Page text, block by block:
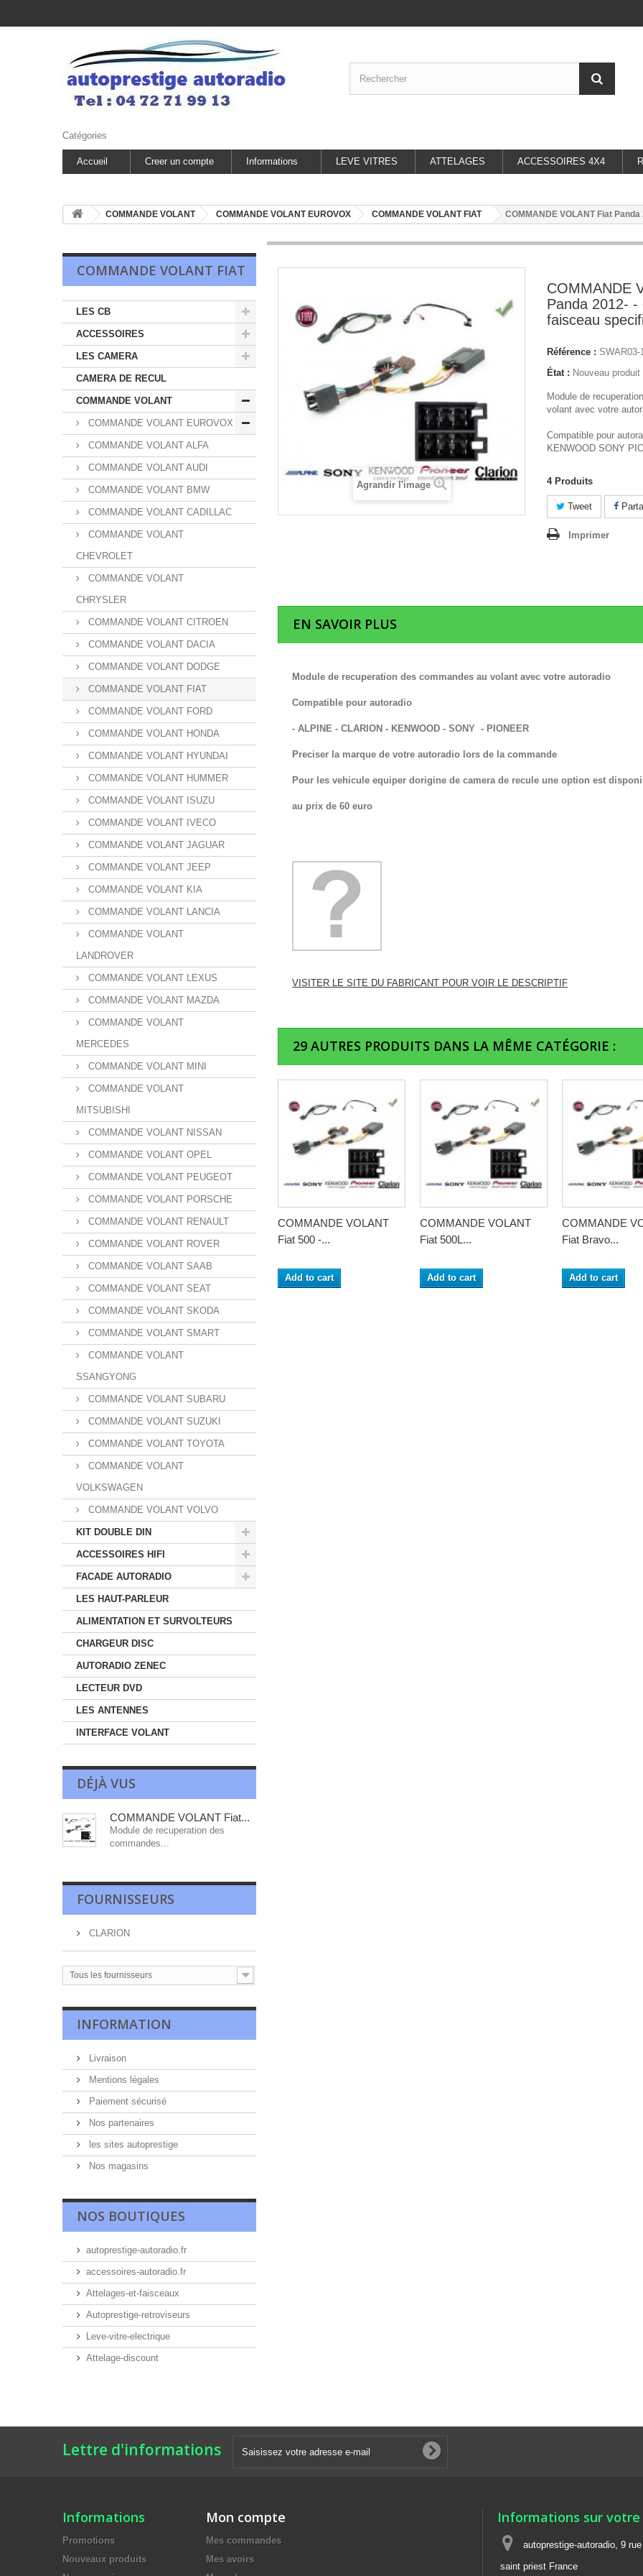
Catégories
Accueil Creer un compte Informations LEVE VITRES ATTELAGES ACCESSOIRES 4X4
COMMANDE VOLANT COMMANDE VOLANT EUROVOX COMMANDE VOLANT FIAT COMMANDE VOLANT Fiat
COMMANDE VOLANT FIAT
LES CB
ACCESSOIRES
LES CAMERA
CAMERA DE RECUL
COMMANDE VOLANT
COMMANDE VOLANT EUROVOX
COMMANDE VOLANT ALFA
COMMANDE VOLANT AUDI
COMMANDE VOLANT BMW
COMMANDE VOLANT CADILLAC
COMMANDE VOLANT
CHEVROLET
COMMANDE VOLANT
CHRYSLER
COMMANDE VOLANT CITROEN
COMMANDE VOLANT DACIA
COMMANDE VOLANT DODGE
COMMANDE VOLANT FIAT
COMMANDE VOLANT FORD
COMMANDE VOLANT HONDA
COMMANDE VOLANT HYUNDAI
COMMANDE VOLANT HUMMER
COMMANDE VOLANT ISUZU
COMMANDE VOLANT IVECO
COMMANDE VOLANT JAGUAR
COMMANDE VOLANT JEEP
COMMANDE VOLANT KIA
COMMANDE VOLANT LANCIA
COMMANDE VOLANT
LANDROVER
COMMANDE VOLANT LEXUS
COMMANDE VOLANT MAZDA
COMMANDE VOLANT
MERCEDES
COMMANDE VOLANT MINI
COMMANDE VOLANT
MITSUBISHI
COMMANDE VOLANT NISSAN
COMMANDE VOLANT OPEL
COMMANDE VOLANT PEUGEOT
COMMANDE VOLANT PORSCHE
COMMANDE VOLANT RENAULT
COMMANDE VOLANT ROVER
COMMANDE VOLANT SAAB
COMMANDE VOLANT SEAT
COMMANDE VOLANT SKODA
COMMANDE VOLANT SMART
COMMANDE VOLANT
SSANGYONG
COMMANDE VOLANT SUBARU
COMMANDE VOLANT SUZUKI
COMMANDE VOLANT TOYOTA
COMMANDE VOLANT
VOLKSWAGEN
COMMANDE VOLANT VOLVO
KIT DOUBLE DIN
ACCESSOIRES HIFI
FACADE AUTORADIO
LES HAUT-PARLEUR
ALIMENTATION ET SURVOLTEURS
CHARGEUR DISC
AUTORADIO ZENEC
LECTEUR DVD
LES ANTENNES
INTERFACE VOLANT
DÉJÀ VUS
COMMANDE VOLANT Fiat...
Module de recuperation des
commandes...
FOURNISSEURS
CLARION
Tous les fournisseurs
INFORMATION
Livraison
Mentions légales
Paiement sécurisé
Nos partenaires
les sites autoprestige
Nos magasins
NOS BOUTIQUES
autoprestige-autoradio.fr
accessoires-autoradio.fr
Attelages-et-faisceaux
Autoprestige-retroviseurs
Leve-vitre-electrique
Attelage-discount
Agrandir l'image
COMMANDE
Panda 2012-
faisceau
Référence : SWAR03-
État : Nouveau produit
Module de
volant avec votre
Compatible pour
KENWOOD SONY
4 Produits
Tweet
Imprimer
EN SAVOIR PLUS
Module de recuperation des commandes au volant avec votre autoradio
Compatible pour autoradio
- ALPINE - CLARION - KENWOOD - SONY - PIONEER
Preciser la marque de votre autoradio lors de la commande
Pour les vehicule equiper dorigine de camera de recule une option est
au prix de 60 euro
VISITER LE SITE DU FABRICANT POUR VOIR LE DESCRIPTIF
29 AUTRES PRODUITS DANS LA MÊME CATÉGORIE :
COMMANDE VOLANT
Fiat 500 -...
Add to cart
COMMANDE VOLANT
Fiat 500L...
Add to cart
COMMANDE
Fiat Bravo...
Add to cart
Lettre d'informations
Informations
Promotions
Nouveaux produits
Mon compte
Mes commandes
Mes avoirs
Informations sur
autoprestige-autoradio, 9
saint priest France